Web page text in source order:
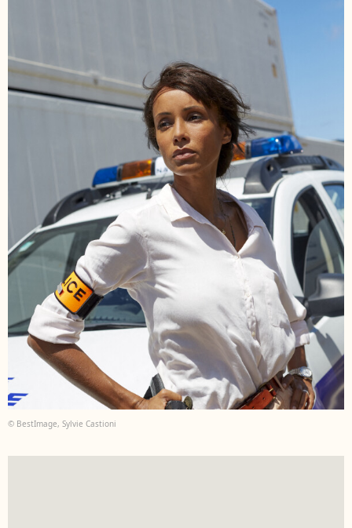
© BestImage, Sylvie Castioni